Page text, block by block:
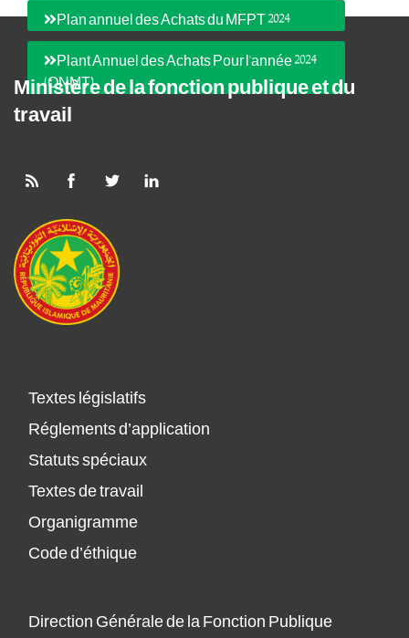
Plan annuel des Achats du MFPT 2024
Plant Annuel des Achats Pour l'année 2024
(ONMT)
Ministère de la fonction publique et du
travail
Textes législatifs
Réglements d’application
Statuts spéciaux
Textes de travail
Organigramme
Code d’éthique
Direction Générale de la Fonction Publique